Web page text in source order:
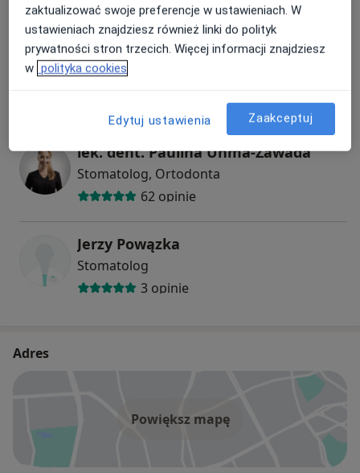
lek. dent. Sebastian Pawelec
Stomatolog, Chirurg
lek. dent. Paulina Uhma-Zawada
Stomatolog, Ortodonta
62 opinie
Jerzy Powązka
Stomatolog
3 opinie
Adres
Powiększ mapę
zaktualizować swoje preferencje w ustawieniach. W
ustawieniach znajdziesz również linki do polityk
prywatności stron trzecich. Więcej informacji znajdziesz
w polityka cookies
Edytuj ustawienia Zaakceptuj